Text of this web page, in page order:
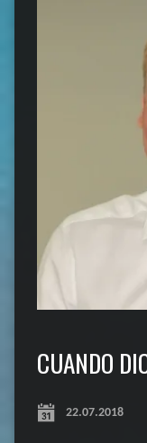
CUANDO
22.07.2018